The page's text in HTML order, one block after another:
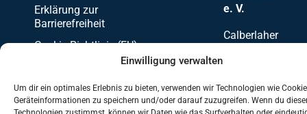
Einwilligung verwalten
Um dir ein optimales Erlebnis zu bieten, verwenden wir Technologien wie
Geräteinformationen zu speichern und/oder darauf zuzugreifen. Wenn du
Erklärung zur
Barrierefreiheit
Cookie-Richtlinie (EU)
e. V.
Calberlaher
Wasbüttel
Telefon: